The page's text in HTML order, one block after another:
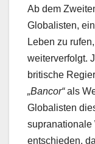
Ab dem
Globalisten,
Leben zu
weiterverfolgt.
britische
„Bancor“als
Globalisten
supranationale
entschieden,